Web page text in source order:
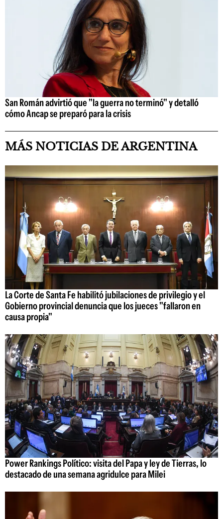
San Román advirtió que "la guerra no terminó" y detalló
cómo Ancap se preparó para la crisis
MÁS NOTICIAS DE ARGENTINA
La Corte de Santa Fe habilitó jubilaciones de privilegio y el
Gobierno provincial denuncia que los jueces "fallaron en
causa propia"
Power Rankings Político: visita del Papa y ley de Tierras, lo
destacado de una semana agridulce para Milei